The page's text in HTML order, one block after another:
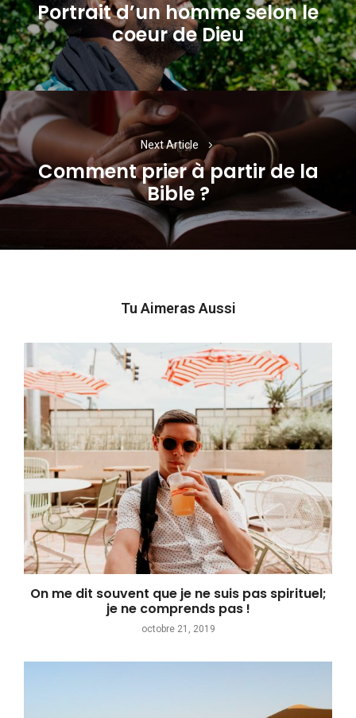
Previous
post:
Portrait d’un homme selon le
coeur de Dieu
Next Article
Next
post:
Comment prier à partir de la
Bible ?
Tu Aimeras Aussi
On me dit souvent que je ne suis pas spirituel;
je ne comprends pas !
octobre 21, 2019